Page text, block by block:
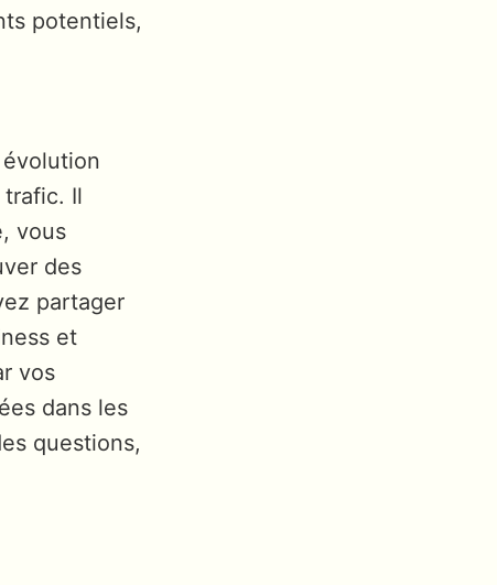
potentiels,
Il
vous
des
partager
et
vos
dans les
questions,